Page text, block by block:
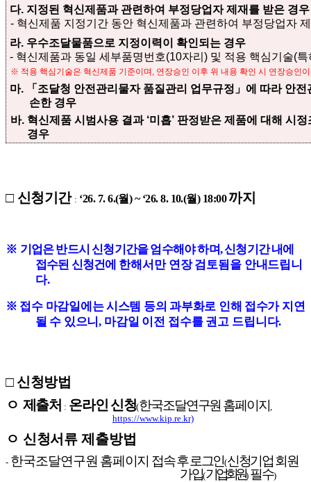
다. 지정된 혁신제품과 관련하여 부정당업자 제재를 받은 경우
- 혁신제품 지정기간 동안 혁신제품과 관련하여 부정당업자
라. 우수조달물품으로 지정이력이 확인되는 경우
- 혁신제품과 동일 세부품명번호(10자리) 및 적용 핵심기술(특
※ 적용 핵심기술은 혁신제품 기준이며 , 연장승인 이후 위 내용 확인 시 연장승인
마. 「 조달청 안전관리물자 품질관리 업무규정 」 에 따라 안전
손한 경우
바. 혁신제품 시범사용 결과 ‘미흡’ 판정받은 제품에 대해 시
경우
□ 신청기간 : ‘26. 7. 6.(월) ~ ‘26. 8. 10.(월) 18:00 까지
※ 기업은 반드시 신청기간을 엄수해야 하며,신청기간 내에
접수된 신청건에 한해서만 연장 검토됨을 안내드립니
다.
※ 접수 마감일에는 시스템 등의 과부화로 인해 접수가 지연
될 수 있으니, 마감일 이전 접수를 권고 드립니다.
□ 신청방법
ㅇ 제출처 : 온라인 신청(한국조달연구원 홈페이지
https://www.kip.re.kr)
ㅇ 신청서류 제출방법
- 한국조달연구원 홈페이지 접속 후 로그인(신청기업 회원
가입(기업회원) 필수)